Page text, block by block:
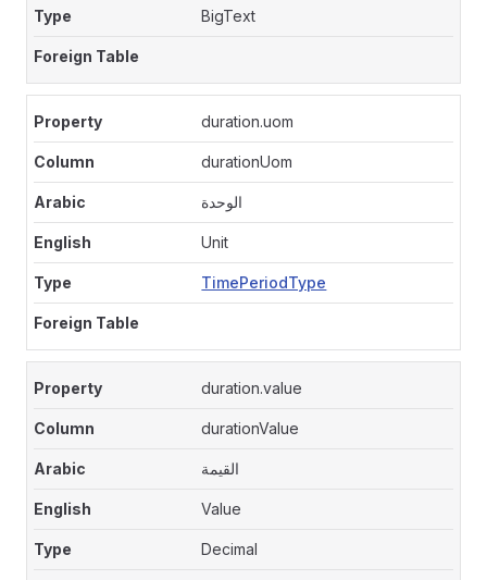
BigText
duration.uom
durationUom
الوحدة
Unit
TimePeriodType
duration.value
durationValue
القيمة
Value
Decimal